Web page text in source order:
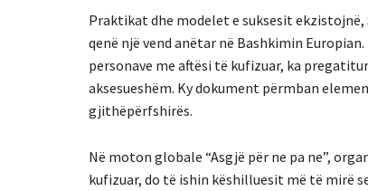
Praktikat dhe modelet e suksesit
qenë një vend anëtar në Bashkimin
personave me aftësi të kufizuar, ka
aksesueshëm. Ky dokument përmban
gjithëpërfshirës.
Në moton globale “Asgjë për ne pa ne”,
kufizuar, do të ishin këshilluesit më të mirë